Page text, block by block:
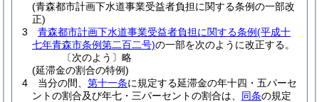
(青森都市計画下水道事業受益者負担に関する条例の一部改
正)
3
青森都市計画下水道事業受益者負担に関する条例(平成十
七年青森市条例第二百二号)の一部を次のように改正する。
〔次のよう〕略
(延滞金の割合の特例)
4
当分の間、 第十一条に規定する延滞金の年十四・五パーセ
ントの割合及び年七・三パーセントの割合は、 同条の規定